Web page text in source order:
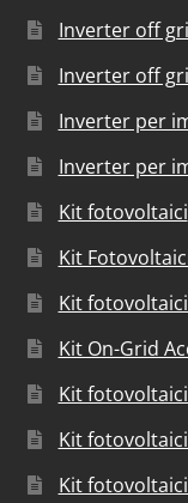
Inverter off
Inverter off
Inverter per
Inverter per
Kit fotovoltaici
Kit
Kit
Kit On-Grid
Kit
Kit
Kit